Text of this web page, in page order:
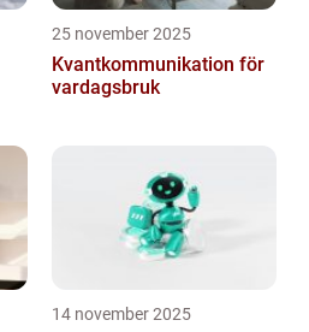
25 november 2025
Kvantkommunikation för
vardagsbruk
14 november 2025